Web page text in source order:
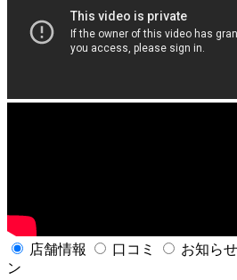
店舗情報 口コミ お知らせ
ン